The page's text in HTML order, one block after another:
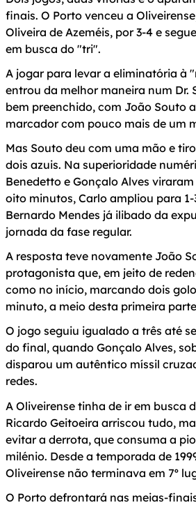
finais. O Porto venceu a
Oliveira de Azeméis, por 3-4 e
em busca do "tri".
A jogar para levar a eliminatória à
entrou da melhor maneira num Dr.
bem preenchido, com João Souto
marcador com pouco mais de um
Mas Souto deu com uma mão e
dois azuis. Na superioridade
Benedetto e Gonçalo Alves
oito minutos, Carlo ampliou para
Bernardo Mendes já ilibado da
jornada da fase regular.
A resposta teve novamente João
protagonista que, em jeito de
como no início, marcando dois
minuto, a meio desta primeira
O jogo seguiu igualado a três até
do final, quando Gonçalo Alves,
disparou um autêntico míssil
redes.
A Oliveirense tinha de ir em busca
Ricardo Geitoeira arriscou tudo,
evitar a derrota, que consuma a
milénio. Desde a temporada de
Oliveirense não terminava em 7º
O Porto defrontará nas meias-